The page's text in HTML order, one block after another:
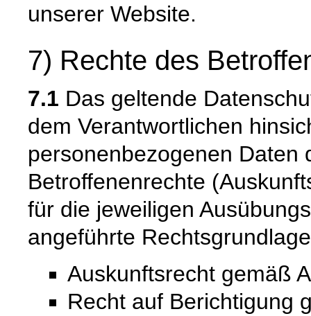
unserer Website.
7) Rechte des
7.1 Das geltende
dem Verantwortlichen
personenbezogenen Daten
Betroffenenrechte
für die jeweiligen
angeführte
Auskunftsrecht gemäß
Recht auf Berichtigung